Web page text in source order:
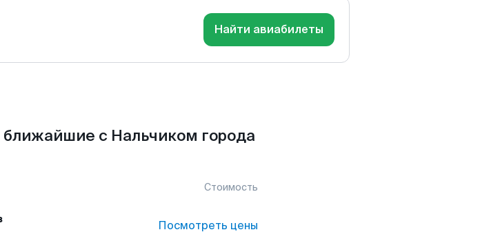
Найти авиабилеты
с Нальчиком города
Стоимость
Посмотреть цены